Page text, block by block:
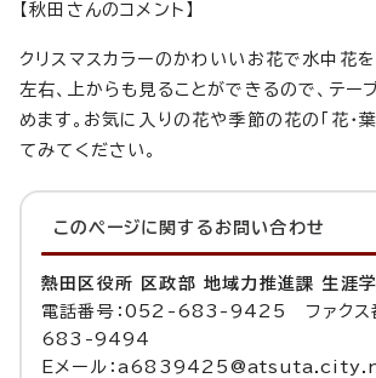
【秋田さんのコメント】
クリスマスカラーのかわいいお花で水中花を
左右、上からも見ることができるので、テー
めます。お気に入りの花や季節の花の「花・
てみてください。
このページに関する お問い合わせ
熱田区役所 区政部 地域力推進課 生涯
電話番号：052-683-9425 ファクス
683-9494
Eメール：